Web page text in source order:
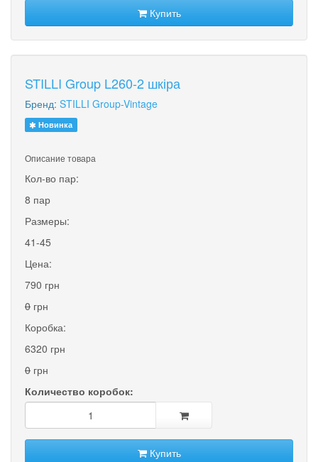
Купить
STILLI Group L260-2 шкіра
Бренд: STILLI Group-Vintage
Новинка
Описание товара
Кол-во пар:
8 пар
Размеры:
41-45
Цена:
790 грн
0 грн
Коробка:
6320 грн
0 грн
Количество коробок:
Купить